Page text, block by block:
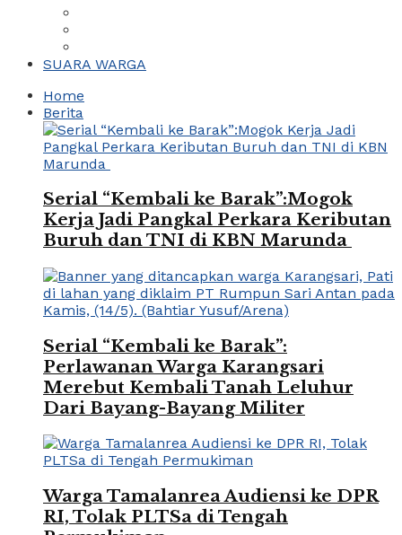
SUARA WARGA
Home
Berita
Serial “Kembali ke Barak”:Mogok
Kerja Jadi Pangkal Perkara Keributan
Buruh dan TNI di KBN Marunda
Serial “Kembali ke Barak”:
Perlawanan Warga Karangsari
Merebut Kembali Tanah Leluhur
Dari Bayang-Bayang Militer
Warga Tamalanrea Audiensi ke DPR
RI, Tolak PLTSa di Tengah